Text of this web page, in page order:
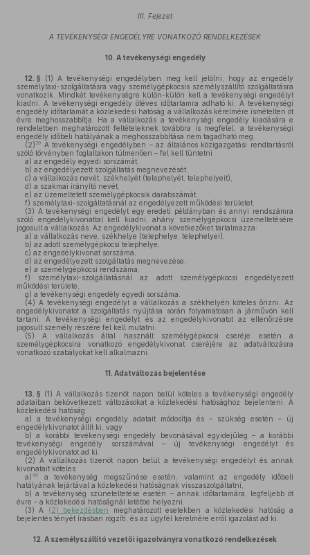
III. Fejezet
A TEVÉKENYSÉGI ENGEDÉLYRE VONATKOZÓ RENDELKEZÉSEK
10. A tevékenységi engedély
12. § (1) A tevékenységi engedélyben meg kell jelölni, hogy az engedély
személytaxi-szolgáltatásra vagy személygépkocsis személyszállító szolgáltatásra
vonatkozik. Mindkét tevékenységre külön-külön kell a tevékenységi engedélyt
kiadni. A tevékenységi engedély ötéves időtartamra adható ki. A tevékenységi
engedély időtartamát a közlekedési hatóság a vállalkozás kérelmére ismételten öt
évre meghosszabbítja. Ha a vállalkozás a tevékenységi engedély kiadására e
rendeletben meghatározott feltételeknek továbbra is megfelel, a tevékenységi
engedély időbeli hatályának a meghosszabbítása nem tagadható meg.
(2) 39 A tevékenységi engedélyben – az általános közigazgatási rendtartásról
szóló törvényben foglaltakon túlmenően – fel kell tüntetni
a) az engedély egyedi sorszámát,
b) az engedélyezett szolgáltatás megnevezését,
c) a vállalkozás nevét, székhelyét (telephelyét, telephelyeit),
d) a szakmai irányító nevét,
e) az üzemeltetett személygépkocsik darabszámát,
f) személytaxi-szolgáltatásnál az engedélyezett működési területet.
(3) A tevékenységi engedélyt egy eredeti példányban és annyi rendszámra
szóló engedélykivonattal kell kiadni, ahány személygépkocsi üzemeltetésére
jogosult a vállalkozás. Az engedélykivonat a következőket tartalmazza:
a) a vállalkozás neve, székhelye (telephelye, telephelyei),
b) az adott személygépkocsi telephelye,
c) az engedélykivonat sorszáma,
d) az engedélyezett szolgáltatás megnevezése,
e) a személygépkocsi rendszáma,
f) személytaxi-szolgáltatásnál az adott személygépkocsi engedélyezett
működési területe,
g) a tevékenységi engedély egyedi sorszáma.
(4) A tevékenységi engedélyt a vállalkozás a székhelyén köteles őrizni. Az
engedélykivonatot a szolgáltatás nyújtása során folyamatosan a járművön kell
tartani. A tevékenységi engedélyt és az engedélykivonatot az ellenőrzésre
jogosult személy részére fel kell mutatni.
(5) A vállalkozás által használt személygépkocsi cseréje esetén a
személygépkocsira vonatkozó engedélykivonat cseréjére az adatváltozásra
vonatkozó szabályokat kell alkalmazni.
11. Adatváltozás bejelentése
13. § (1) A vállalkozás tizenöt napon belül köteles a tevékenységi engedély
adataiban bekövetkezett változásokat a közlekedési hatósághoz bejelenteni. A
közlekedési hatóság
a) a tevékenységi engedély adatait módosítja és – szükség esetén – új
engedélykivonatot állít ki, vagy
b) a korábbi tevékenységi engedély bevonásával egyidejűleg – a korábbi
tevékenységi engedély sorszámával – új tevékenységi engedélyt és
engedélykivonatot ad ki.
(2) A vállalkozás tizenöt napon belül a tevékenységi engedélyt és annak
kivonatait köteles
a)40
a tevékenység megszűnése esetén, valamint az engedély időbeli
hatályának lejártával a közlekedési hatóságnak visszaszolgáltatni,
b) a tevékenység szüneteltetése esetén – annak időtartamára, legfeljebb öt
évre – a közlekedési hatóságnál letétbe helyezni.
(3) A (2) bekezdésben
meghatározott esetekben a közlekedési hatóság a
bejelentés tényét írásban rögzíti, és az ügyfél kérelmére erről igazolást ad ki.
12. A személyszállító vezetői igazolványra vonatkozó rendelkezések